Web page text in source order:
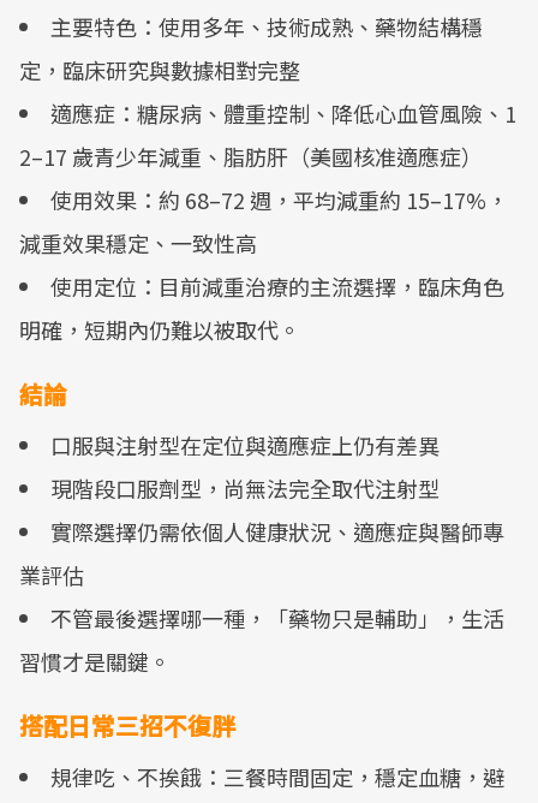
主要特色：使用多年、技術成熟、藥物結構穩
定，臨床研究與數據相對完整
適應症：糖尿病、體重控制、降低心血管風險、1
2–17 歲青少年減重、脂肪肝（美國核准適應症）
使用效果：約 68–72 週，平均減重約 15–17%，
減重效果穩定、一致性高
使用定位：目前減重治療的主流選擇，臨床角色
明確，短期內仍難以被取代。
結論
口服與注射型在定位與適應症上仍有差異
現階段口服劑型，尚無法完全取代注射型
實際選擇仍需依個人健康狀況、適應症與醫師專
業評估
不管最後選擇哪一種，「藥物只是輔助」，生活
習慣才是關鍵。
搭配日常三招不復胖
規律吃、不挨餓：三餐時間固定，穩定血糖，避